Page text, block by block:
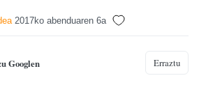
2017ko abenduaren 6a
Googlen Erraztu